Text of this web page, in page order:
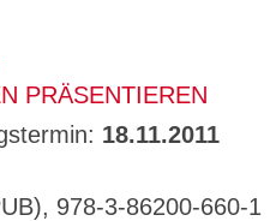
PRÄSENTIEREN
18.11.2011
978-3-86200-660-1